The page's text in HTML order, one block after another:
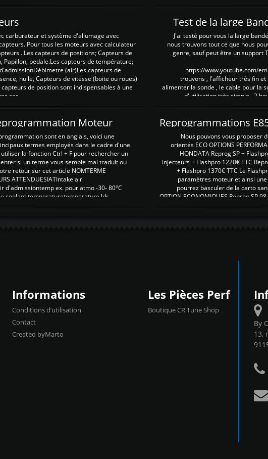
carburateur et système d'allumage avec
Pour tous les moteurs avec calculateur
. Les capteurs de positions; Capteurs de
Papillon, pedale.Les capteurs de température;
(air)Les capteurs de
huile, Capteurs de vitesse (boite ou roues)
de position sont indispensables à une
ces ...
Test de la large
J'ai testé pour vous la large
nous trouvons tout ce que nous
genre, sauf peut être un support
https://www.youtube.com/
trouvons , l'afficheur très fin
alimenter la sonde , le cable pour la
d'utilisation très simple , 2
Moteur
sont en anglais, voici une
termes employés dans le cadre d'une
la fonction Ctrl + F pour rechercher un
si un terme vous semble mal traduit ou
retour sur cet article NOMTERME
ATTENDUESIATIntake air
ex. pour atmo -30- 80°C
coolant temperaturetemperature ldr
Nous pouvons vous proposer
orientés ECO OPTIONS
HONDATA Reprog SP +
injecteurs + Flashpro 1220€ TTC
+ Flashpro 1370€ TTC Le
paramètres moteur et ainsi
pourrez basculer de la carto
OPTION ECONOMIQUES Reprog SP
Informations
Conditions d’utilisation
Contact
Created byMarto
Les Pièces Perf
Boutique CR Tune Shop
By
13,